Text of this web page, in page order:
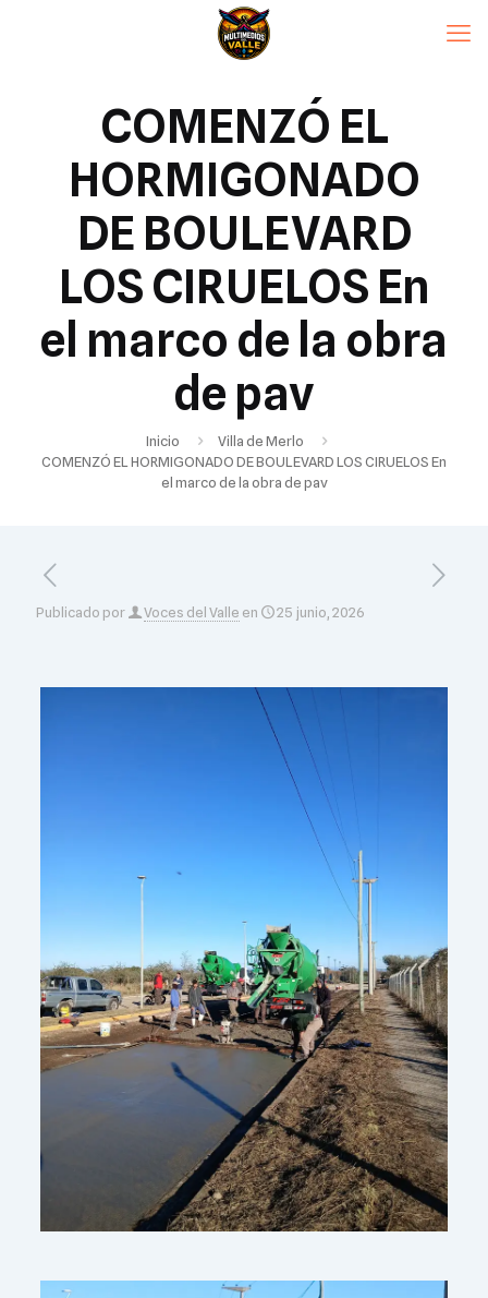
COMENZÓ EL
HORMIGONADO
DE BOULEVARD
LOS CIRUELOS En
el marco de la obra
de pav
Inicio
Villa de Merlo
COMENZÓ EL HORMIGONADO DE BOULEVARD LOS CIRUELOS En
el marco de la obra de pav
Publicado por Voces del Valle en 25 junio, 2026